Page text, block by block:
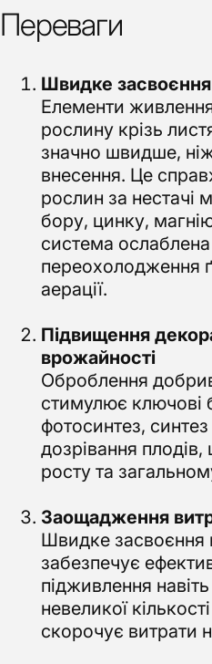
Переваги
Швидке засвоєння
Елементи
рослину крізь
значно швидше,
внесення. Це
рослин за нестачі
бору, цинку,
система
переохолодження
аерації.
Підвищення
врожайності
Оброблення
стимулює ключові
фотосинтез, синтез
дозрівання
росту та
Заощадження
Швидке засвоєння
забезпечує
підживлення
невеликої
скорочує витрати